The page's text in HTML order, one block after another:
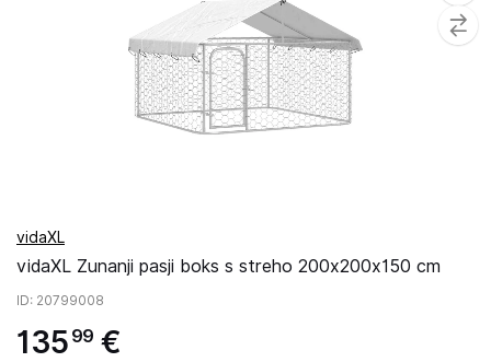
vidaXL
vidaXL Zunanji pasji boks s streho 200x200x150 cm
ID: 20799008
135 99 €